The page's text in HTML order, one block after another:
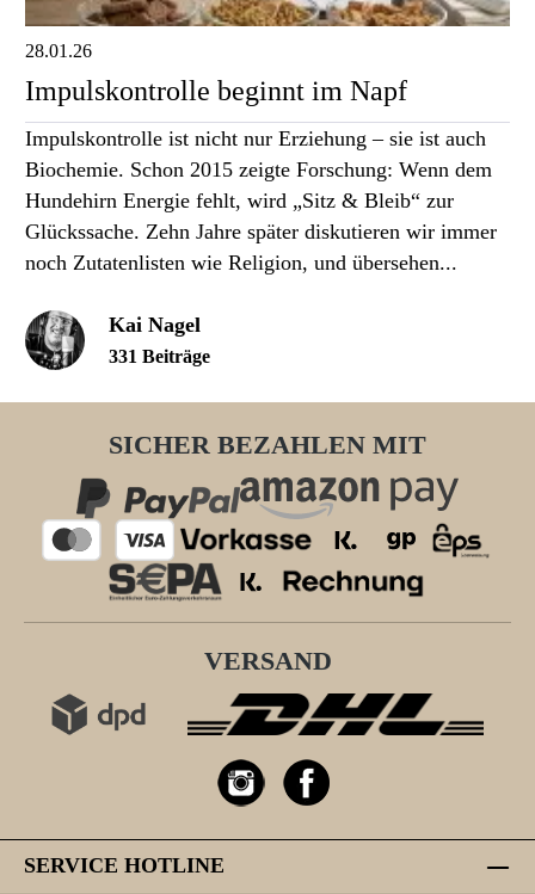
28.01.26
Impulskontrolle beginnt im Napf
Impulskontrolle ist nicht nur Erziehung – sie ist auch
Biochemie. Schon 2015 zeigte Forschung: Wenn dem
Hundehirn Energie fehlt, wird „Sitz & Bleib“ zur
Glückssache. Zehn Jahre später diskutieren wir immer
noch Zutatenlisten wie Religion, und übersehen...
Kai Nagel
331 Beiträge
SICHER BEZAHLEN MIT
VERSAND
SERVICE HOTLINE